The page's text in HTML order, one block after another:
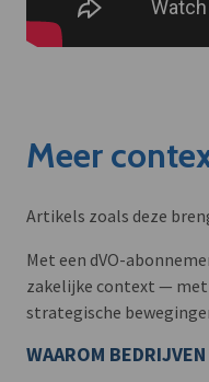
Meer
Artikels zoals deze
Met een dVO-
zakelijke context —
strategische
WAAROM